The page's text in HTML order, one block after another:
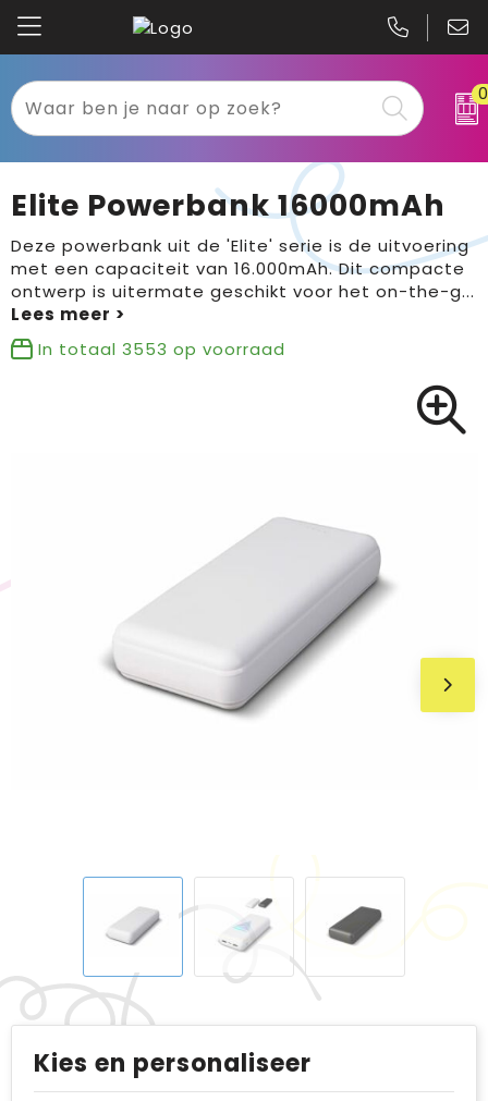
0
Textiel
Sport
Brievenbuspakketten
Kariban
Gildan
Elite Powerbank 16000mAh
Deze powerbank uit de 'Elite' serie is de uitvoering
met een capaciteit van 16.000mAh. Dit compacte
ontwerp is uitermate geschikt voor het on-the-g...
In totaal 3553 op voorraad
Kies en personaliseer